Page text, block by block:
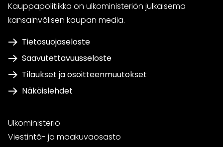
Kauppapolitiikka on ulkoministeriön julkaisema
kansainvälisen kaupan media.
Tietosuojaseloste
Saavutettavuusseloste
Tilaukset ja osoitteenmuutokset
Näköislehdet
Ulkoministeriö
Viestintä- ja maakuvaosasto